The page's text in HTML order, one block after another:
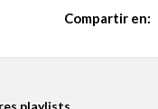
Compartir en:
playlists.